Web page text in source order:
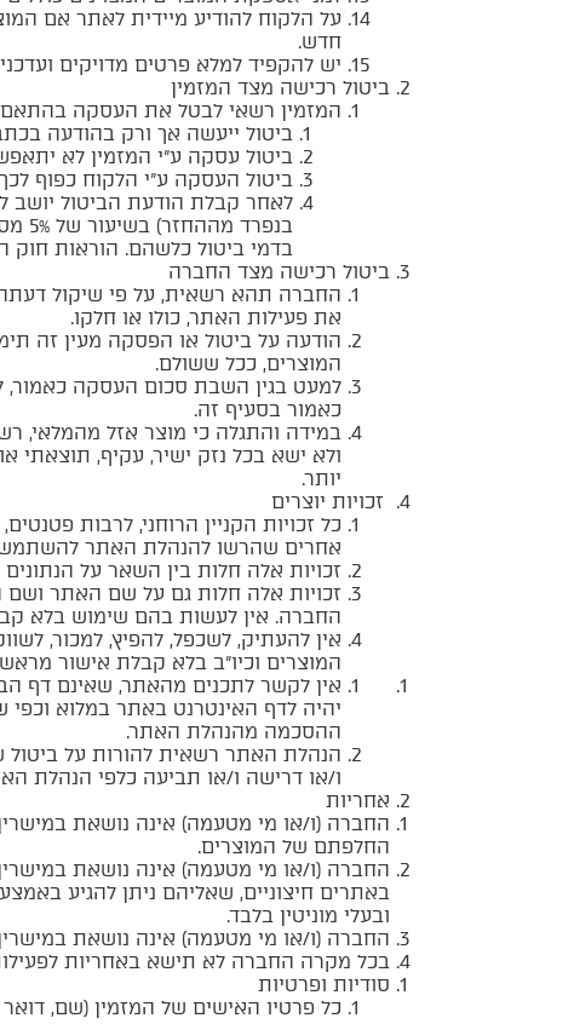
על הלקוח להודיע מיידית לאתר אם
חדש.
יש להקפיד למלא פרטים מדויקים
ביטול רכישה מצד המזמין
המזמין רשאי לבטל את העסקה בהתאם
ביטול ייעשה אך ורק בהודעה
ביטול עסקה ע”י המזמין לא יתאפשר
ביטול העסקה ע”י הלקוח כפוף
לאחר קבלת הודעת הביטול יושב
בדמי ביטול כלשהם. הוראות חוק
ביטול רכישה מצד החברה
החברה תהא רשאית, על פי שיקול דעתה
את פעילות האתר, כולו או חלקו.
הודעה על ביטול או הפסקה מעין זה
המוצרים, ככל ששולם.
למעט בגין השבת סכום העסקה כאמור,
כאמור בסעיף זה.
במידה והתגלה כי מוצר אזל מהמלאי,
ולא ישא בכל נזק ישיר, עקיף, תוצאתי
יותר.
זכויות יוצרים
כל זכויות הקניין הרוחני, לרבות
אחרים שהרשו להנהלת האתר
זכויות אלה חלות בין השאר על
החברה. אין לעשות בהם שימוש בלא
אין להעתיק, לשכפל, להפיץ, למכור,
המוצרים וכיו”ב בלא קבלת אישור
אין לקשר לתכנים מהאתר, שאינם דף
יהיה לדף האינטרנט באתר במלוא
ההסכמה מהנהלת האתר.
הנהלת האתר רשאית להורות על
ו/או דרישה ו/או תביעה כלפי הנהלת
אחריות
החברה (ו/או מי מטעמה) אינה נושאת
החלפתם של המוצרים.
החברה (ו/או מי מטעמה) אינה נושאת
באתרים חיצוניים, שאליהם ניתן להגיע
ובעלי מוניטין בלבד.
החברה (ו/או מי מטעמה) אינה נושאת
בכל מקרה החברה לא תישא באחריות
סודיות ופרטיות
כל פרטיו האישים של המזמין (שם,